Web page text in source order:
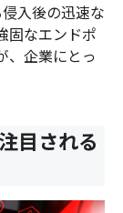
入後の迅速な
固なエンドポ
、企業にとっ
目される